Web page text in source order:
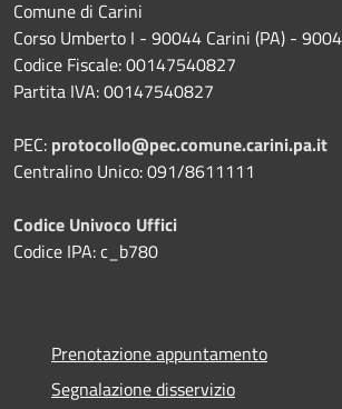
Comune di Carini
Corso Umberto I - 90044 Carini (PA) -
Codice Fiscale: 00147540827
Partita IVA: 00147540827
PEC: protocollo@pec.comune.carini.pa.it
Centralino Unico: 091/8611111
Codice Univoco Uffici
Codice IPA: c_b780
Prenotazione appuntamento
Segnalazione disservizio